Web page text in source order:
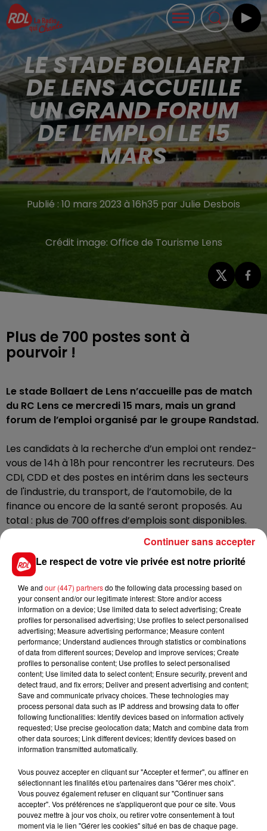
LE STADE BOLLAERT
DE LENS ACCUEILLE
UN GRAND FORUM
DE L’EMPLOI LE 15
MARS
Publié : 10 mars 2023 à 16h35 par Julie Desbois
Crédit image: Office de Tourisme Lens
Plus de 700 postes sont à
pourvoir !
Le stade Bollaert de Lens n’accueille pas de match
du RC Lens ce mercredi 15 mars, mais un grand
forum de l’emploi organisé par le groupe Randstad.
Les candidats à la recherche d’un emploi ont rendez-
vous de 14h à 18h pour rencontrer les recruteurs. Des
CDI, CDD et des postes en intérim dans les secteurs
de l'industrie, du transport, de l’automobile, de la
finance ou encore de la santé seront proposés. Au
total : plus de 700 offres d’emplois sont disponibles.
Si vous souhaitez participer, vous pouvez vous inscrire
sur le site officiel de Randstadou directement sur
place le 15 mars. N’oubliez pas votre CV !
FIL D'ACTUS
15 juillet 2026
VOLONTAIRE EN COURS, APRÈS LA...
Selon les premiers éléments, le logement servait
à des prostituées
Le respect de votre vie privée est notre priorité
We and our (447) partnersdo the following data processing based on
your consent and/or our legitimate interest: Store and/or access
information on a device; Use limited data to select advertising; Create
profiles for personalised advertising; Use profiles to select personalised
advertising; Measure advertising performance; Measure content
performance; Understand audiences through statistics or combinations
of data from different sources; Develop and improve services; Create
profiles to personalise content; Use profiles to select personalised
content; Use limited data to select content; Ensure security, prevent and
detect fraud, and fix errors; Deliver and present advertising and content;
Save and communicate privacy choices. These technologies may
process personal data such as IP address and browsing data to offer
following functionalities: Identify devices based on information actively
requested; Use precise geolocation data; Match and combine data from
other data sources; Link different devices; Identify devices based on
information transmitted automatically.
Vous pouvez accepter en cliquant sur "Accepter et fermer", ou affiner en
sélectionnant les finalités et/ou partenaires dans "Gérer mes choix".
Vous pouvez également refuser en cliquant sur "Continuer sans
accepter". Vos préférences ne s'appliqueront que pour ce site. Vous
pouvez mettre à jour vos choix, ou retirer votre consentement à tout
moment via le lien "Gérer les cookies" situé en bas de chaque page.
Continuer sans accepter